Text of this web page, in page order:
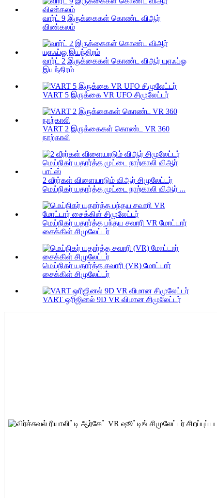
வார்ட் 9 இருக்கைகள் கொண்ட விஆர்
விண்கலம்
வார்ட் 2 இருக்கைகள் கொண்ட விஆர் யுஎஃப்ஓ
இயந்திரம்
VART 5 இருக்கை VR UFO சிமுலேட்டர்
VART 2 இருக்கைகள் கொண்ட VR 360
நாற்காலி
2 வீரர்கள் விளையாடும் விஆர் சிமுலேட்டர்
மெய்நிகர் யதார்த்த முட்டை நாற்காலி விஆர் ...
மெய்நிகர் யதார்த்த பந்தய சவாரி VR மோட்டார்
சைக்கிள் சிமுலேட்டர்
மெய்நிகர் யதார்த்த சவாரி (VR) மோட்டார்
சைக்கிள் சிமுலேட்டர்
VART ஒரிஜினல் 9D VR விமான சிமுலேட்டர்